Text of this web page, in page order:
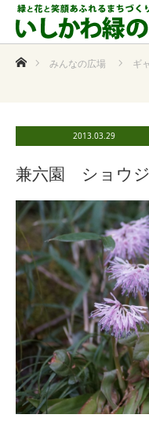
ホームみんなの広場 ギ
2013.03.29
兼六園 ショウ